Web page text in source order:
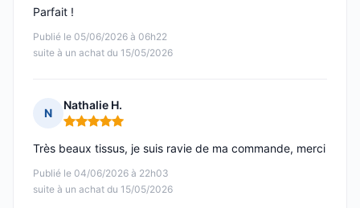
Publié le 05/06/2026 à 06h22
suite à un achat du 15/05/2026
Parfait !
N
Nathalie H.
Note : 5 sur 5
Publié le 04/06/2026 à 22h03
suite à un achat du 15/05/2026
Très beaux tissus, je suis ravie de ma commande, merci